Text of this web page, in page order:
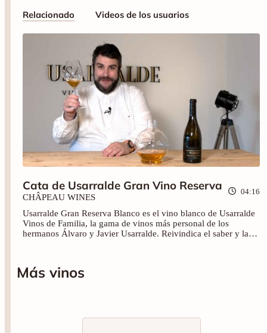
Relacionado Videos de los usuarios
Cata de Usarralde Gran Vino Reserva
CHÂPEAU WINES
04:16
Usarralde Gran Reserva Blanco es el vino blanco de Usarralde
Vinos de Familia, la gama de vinos más personal de los
hermanos Álvaro y Javier Usarralde. Reivindica el saber y la
Más vinos